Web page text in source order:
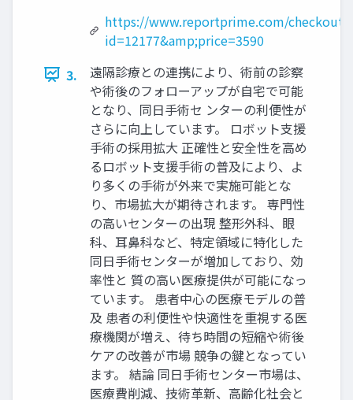
https://www.reportprime.com/checkout?
id=12177&amp;price=3590
3.
遠隔診療との連携により、術前の診察
や術後のフォローアップが自宅で可能
となり、同日手術セ ンターの利便性が
さらに向上しています。 ロボット支援
手術の採用拡大 正確性と安全性を高め
るロボット支援手術の普及により、よ
り多くの手術が外来で実施可能とな
り、市場拡大が期待されます。 専門性
の高いセンターの出現 整形外科、眼
科、耳鼻科など、特定領域に特化した
同日手術センターが増加しており、効
率性と 質の高い医療提供が可能になっ
ています。 患者中心の医療モデルの普
及 患者の利便性や快適性を重視する医
療機関が増え、待ち時間の短縮や術後
ケアの改善が市場 競争の鍵となってい
ます。 結論 同日手術センター市場は、
医療費削減、技術革新、高齢化社会と